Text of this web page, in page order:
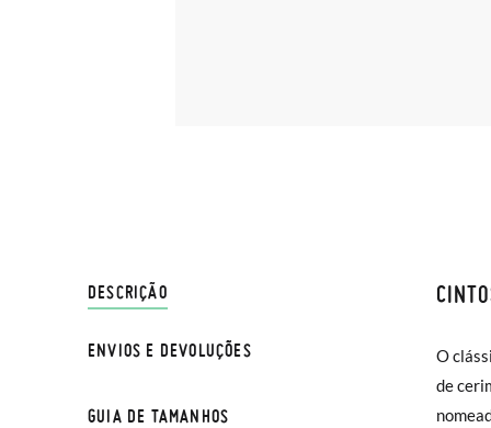
DESCRIÇÃO
O
de
ENVIOS E DEVOLUÇÕES
Na
normal
sua
GUIA DE TAMANHOS